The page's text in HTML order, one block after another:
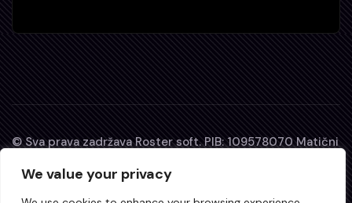
We value your privacy
© Sva prava zadržava Roster soft. PIB: 109578070 Matični
broj: 64277880. D-U-N-S® broj: 680649429
Zabranjeno je svako kopiranje, preuzimanje i distribucija